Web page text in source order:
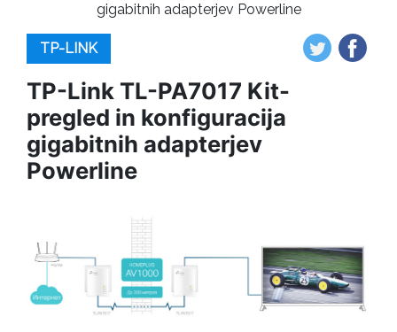
gigabitnih adapterjev Powerline
TP-LINK
TP-Link TL-PA7017 Kit-
pregled in konfiguracija
gigabitnih adapterjev
Powerline